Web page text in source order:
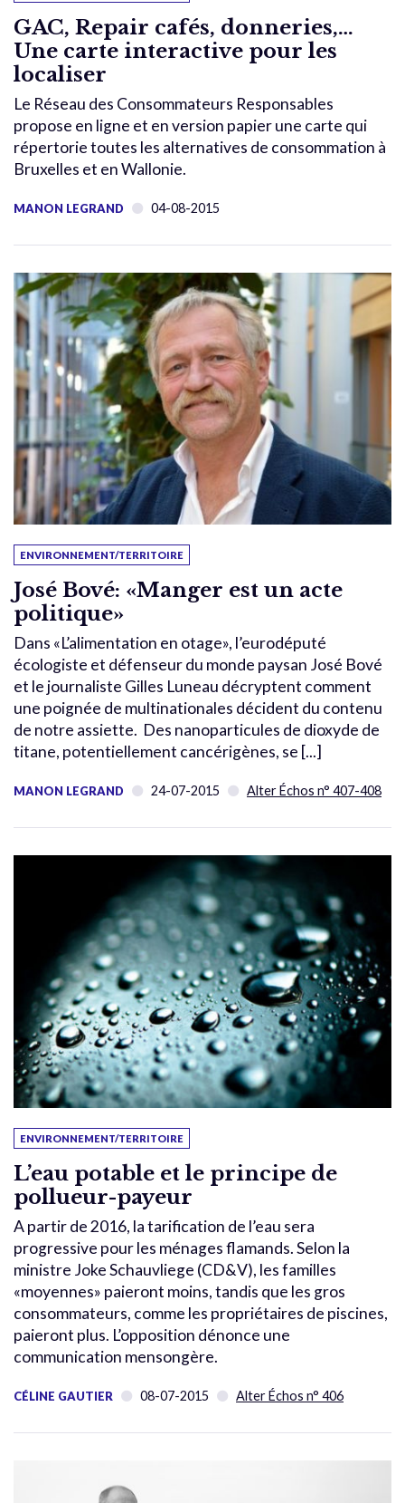
GAC, Repair cafés, donneries,…
Une carte interactive pour les
localiser
Le Réseau des Consommateurs Responsables
propose en ligne et en version papier une carte qui
répertorie toutes les alternatives de consommation à
Bruxelles et en Wallonie.
MANON LEGRAND 04-08-2015
ENVIRONNEMENT/TERRITOIRE
José Bové: «Manger est un acte
politique»
Dans «L’alimentation en otage», l’eurodéputé
écologiste et défenseur du monde paysan José Bové
et le journaliste Gilles Luneau décryptent comment
une poignée de multinationales décident du contenu
de notre assiette. Des nanoparticules de dioxyde de
titane, potentiellement cancérigènes, se [...]
MANON LEGRAND 24-07-2015 Alter Échos n° 407-408
ENVIRONNEMENT/TERRITOIRE
L’eau potable et le principe de
pollueur-payeur
A partir de 2016, la tarification de l’eau sera
progressive pour les ménages flamands. Selon la
ministre Joke Schauvliege (CD&V), les familles
«moyennes» paieront moins, tandis que les gros
consommateurs, comme les propriétaires de piscines,
paieront plus. L’opposition dénonce une
communication mensongère.
CÉLINE GAUTIER 08-07-2015 Alter Échos n° 406